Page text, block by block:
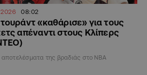
08:02
«καθάρισε» για τους
απέναντι στους Κλίπερς
αποτελέσματα της βραδιάς στο ΝΒΑ